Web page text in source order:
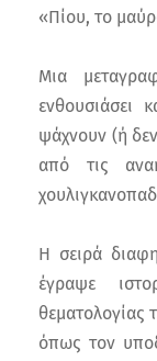
«Πίου, το
Μια
ενθουσιάσει
ψάχνουν (ή
από τις
Η σειρά
έγραψε
θεματολογίας
όπως τον